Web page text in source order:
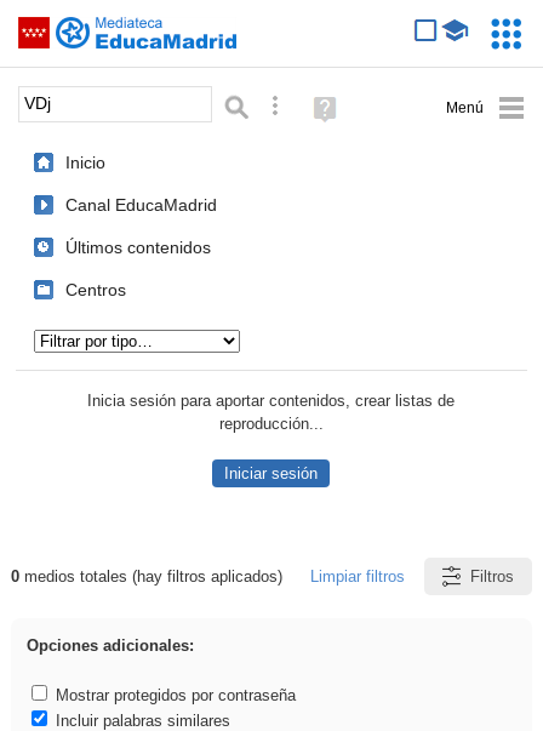
Saltar navegación
Palabra o frase: Búsqueda avanzada
Ayuda
(en
Inicio
Canal EducaMadrid
Últimos contenidos
Centros
Inicia sesión para aportar contenidos, crear listas de
reproducción...
Iniciar sesión
Resultados de: VDj
0medios totales (hay filtros aplicados) Limpiar filtros Filtros
Opciones adicionales:
Mostrar protegidos por contraseña
Incluir palabras similares